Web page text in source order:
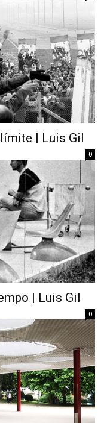
| Luis Gil
0
| Luis Gil
0